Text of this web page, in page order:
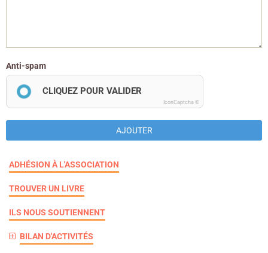
Anti-spam
CLIQUEZ POUR VALIDER
IconCaptcha ©
AJOUTER
ADHÉSION À L'ASSOCIATION
TROUVER UN LIVRE
ILS NOUS SOUTIENNENT
BILAN D'ACTIVITÉS